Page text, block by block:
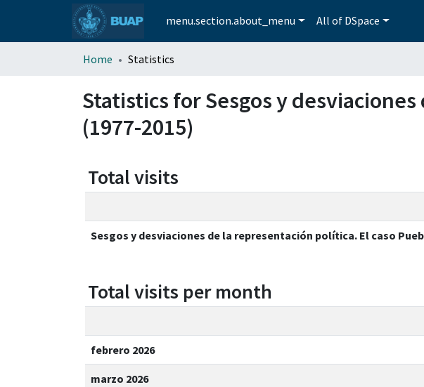
menu.section.about_menu All of DSpace
Home Statistics
Statistics for Sesgos y
(1977-2015)
Total visits
Sesgos y desviaciones de la representación política. El caso
Total visits per month
febrero 2026
marzo 2026